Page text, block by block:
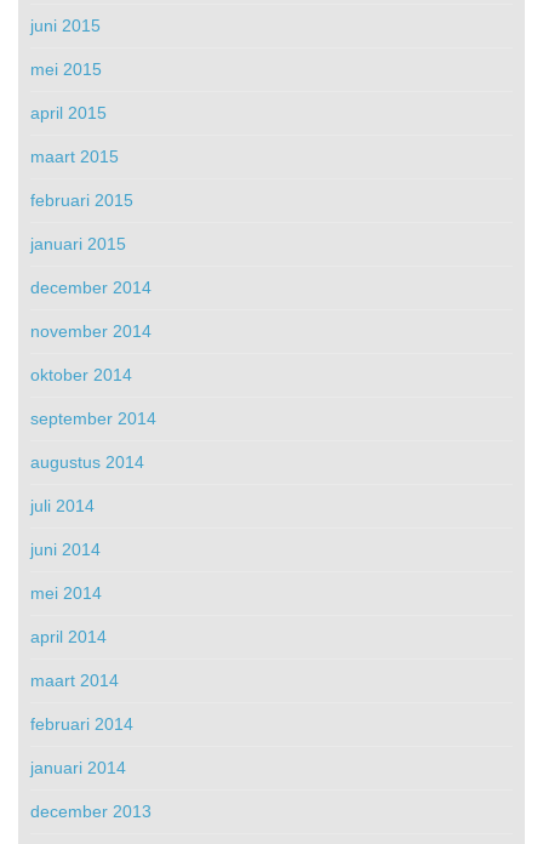
juni 2015
mei 2015
april 2015
maart 2015
februari 2015
januari 2015
december 2014
november 2014
oktober 2014
september 2014
augustus 2014
juli 2014
juni 2014
mei 2014
april 2014
maart 2014
februari 2014
januari 2014
december 2013